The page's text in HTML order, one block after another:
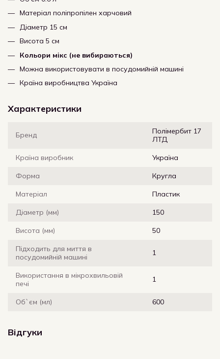
Матеріал поліпропілен харчовий
Діаметр 15 см
Висота 5 см
Кольори мікс (не вибираються)
Можна використовувати в посудомийній машині
Країна виробництва Україна
Характеристики
Бренд
Полімербит 17
ЛТД
Країна виробник Україна
Форма Кругла
Матеріал Пластик
Діаметр (мм) 150
Висота (мм) 50
Підходить для миття в
посудомийній машині
1
Використання в мікрохвильовій
печі
1
Об`єм (мл) 600
Відгуки